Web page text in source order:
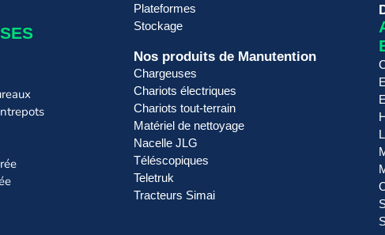
Plateformes
Stockage
Nos produits de Manutention
Chargeuses
Chariots électriques
Chariots tout-terrain
Matériel de nettoyage
Nacelle JLG
Téléscopiques
Teletruk
Tracteurs Simai